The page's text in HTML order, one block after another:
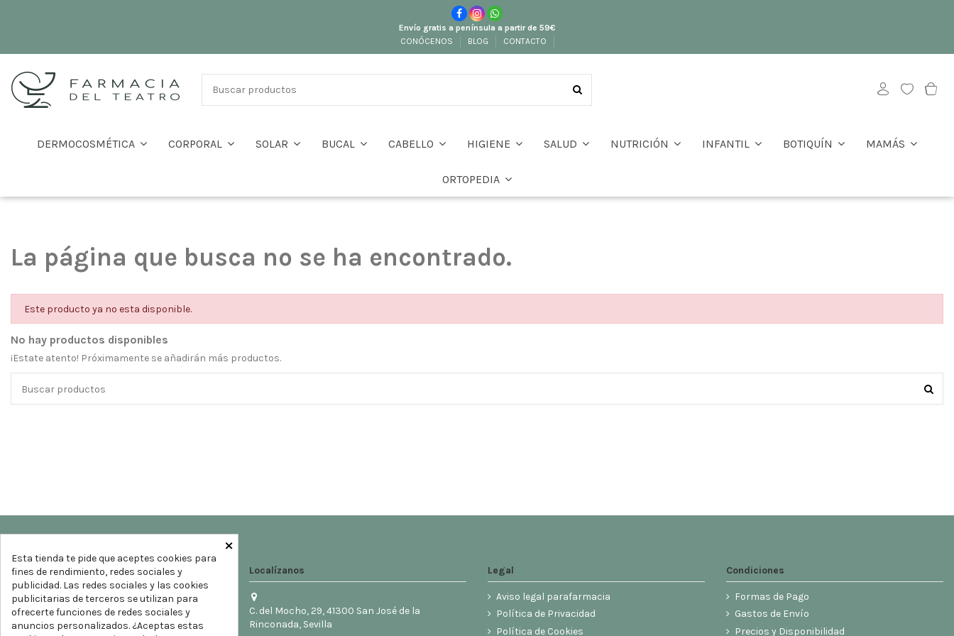
Envío gratis a península a partir de 59€
CONÓCENOS
BLOG CONTACTO
DERMOCOSMÉTICA CORPORAL SOLAR BUCAL CABELLO HIGIENE SALUD NUTRICIÓN INFANTIL BOTIQUÍN MAMÁS
ORTOPEDIA
La página que busca no se ha encontrado.
Este producto ya no esta disponible.
No hay productos disponibles
¡Estate atento! Próximamente se añadirán más productos.
Localízanos
C. del Mocho, 29, 41300 San José de la
Rinconada, Sevilla
Legal
Aviso legal parafarmacia
Política de Privacidad
Política de Cookies
Condiciones
Formas de Pago
Gastos de Envío
Precios y Disponibilidad
×
Esta tienda te pide que aceptes cookies para
fines de rendimiento, redes sociales y
publicidad. Las redes sociales y las cookies
publicitarias de terceros se utilizan para
ofrecerte funciones de redes sociales y
anuncios personalizados. ¿Aceptas estas